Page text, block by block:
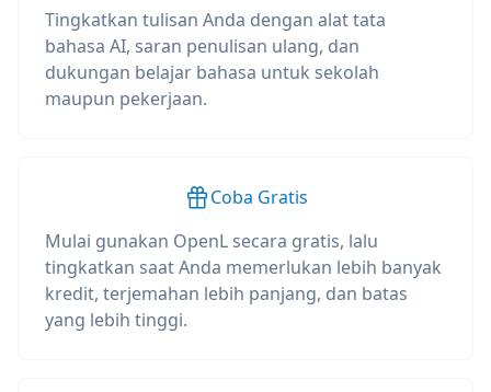
Tingkatkan tulisan Anda dengan alat tata
bahasa AI, saran penulisan ulang, dan
dukungan belajar bahasa untuk sekolah
maupun pekerjaan.
Coba Gratis
Mulai gunakan OpenL secara gratis, lalu
tingkatkan saat Anda memerlukan lebih banyak
kredit, terjemahan lebih panjang, dan batas
yang lebih tinggi.